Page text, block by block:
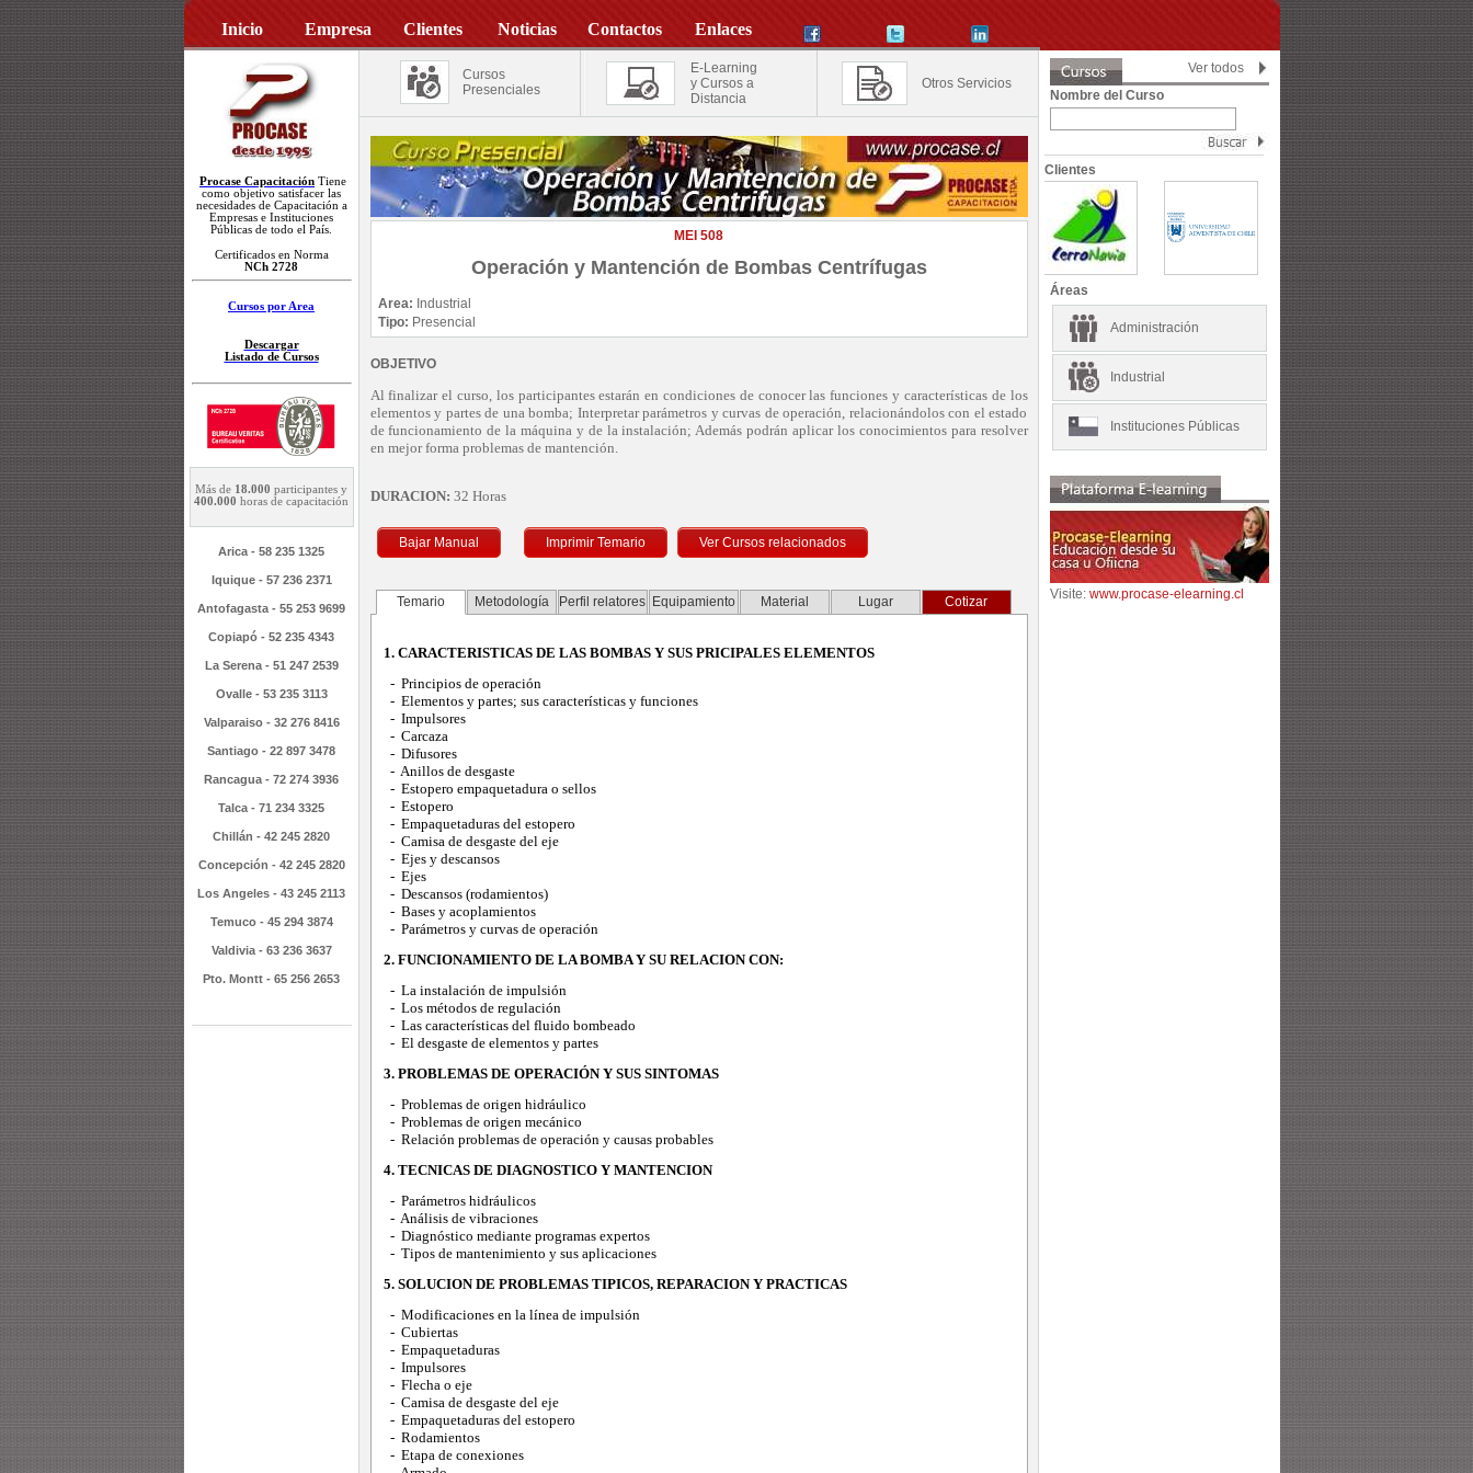
Inicio Empresa Clientes Noticias Contactos Enlaces
Procase Capacitación Tiene
como objetivo satisfacer las
necesidades de Capacitación a
Empresas e Instituciones
Públicas de todo el País.
Certificados en Norma
NCh 2728
Cursos por Area
Descargar
Listado de Cursos
Más de 18.000 participantes y
400.000 horas de capacitación
Arica - 58 235 1325
Iquique - 57 236 2371
Antofagasta - 55 253 9699
Copiapó - 52 235 4343
La Serena - 51 247 2539
Ovalle - 53 235 3113
Valparaiso - 32 276 8416
Santiago - 22 897 3478
Rancagua - 72 274 3936
Talca - 71 234 3325
Chillán - 42 245 2820
Concepción - 42 245 2820
Los Angeles - 43 245 2113
Temuco - 45 294 3874
Valdivia - 63 236 3637
Pto. Montt - 65 256 2653
Cursos
Presenciales
E-Learning
y Cursos a
Distancia
Otros Servicios
MEI 508
Operación y Mantención de Bombas Centrífugas
Area: Industrial
Tipo: Presencial
OBJETIVO
Al finalizar el curso, los participantes estarán en condiciones de conocer las funciones y características de los
elementos y partes de una bomba; Interpretar parámetros y curvas de operación, relacionándolos con el estado
de funcionamiento de la máquina y de la instalación; Además podrán aplicar los conocimientos para resolver
en mejor forma problemas de mantención.
DURACION: 32 Horas
Bajar Manual Imprimir Temario
Temario Metodología Perfil relatores Equipamiento Material Lugar Cotizar
1. CARACTERISTICAS DE LAS BOMBAS Y SUS PRICIPALES ELEMENTOS
- Principios de operación
- Elementos y partes; sus características y funciones
- Impulsores
- Carcaza
- Difusores
- Anillos de desgaste
- Estopero empaquetadura o sellos
- Estopero
- Empaquetaduras del estopero
- Camisa de desgaste del eje
- Ejes y descansos
- Ejes
- Descansos (rodamientos)
- Bases y acoplamientos
- Parámetros y curvas de operación
2. FUNCIONAMIENTO DE LA BOMBA Y SU RELACION CON:
- La instalación de impulsión
- Los métodos de regulación
- Las características del fluido bombeado
- El desgaste de elementos y partes
3. PROBLEMAS DE OPERACIÓN Y SUS SINTOMAS
- Problemas de origen hidráulico
- Problemas de origen mecánico
- Relación problemas de operación y causas probables
4. TECNICAS DE DIAGNOSTICO Y MANTENCION
- Parámetros hidráulicos
- Análisis de vibraciones
- Diagnóstico mediante programas expertos
- Tipos de mantenimiento y sus aplicaciones
5. SOLUCION DE PROBLEMAS TIPICOS, REPARACION Y PRACTICAS
- Modificaciones en la línea de impulsión
- Cubiertas
- Empaquetaduras
- Impulsores
- Flecha o eje
- Camisa de desgaste del eje
- Empaquetaduras del estopero
- Rodamientos
- Etapa de conexiones
Ver todos
Nombre del Curso
Clientes
Áreas
Administración
Industrial
Instituciones Públicas
Visite: www.procase-elearning.cl